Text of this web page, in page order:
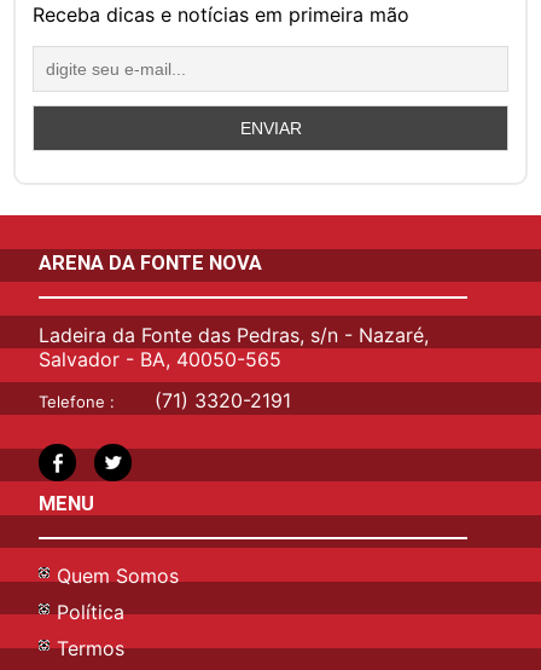
Receba dicas e notícias em primeira mão
ARENA DA FONTE NOVA
Ladeira da Fonte das Pedras, s/n - Nazaré,
Salvador - BA, 40050-565
Telefone : (71) 3320-2191
MENU
Quem Somos
Política
Termos